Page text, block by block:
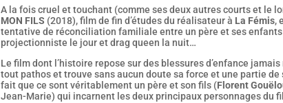
A la fois cruel et touchant (comme ses deux autres courts et le
MON FILS (2018), film de fin d’études du réalisateur à La Fémis,
tentative de réconciliation familiale entre un père et ses
projectionniste le jour et drag queen la nuit…
Le film dont l’histoire repose sur des blessures d’enfance
tout pathos et trouve sans aucun doute sa force et une partie de
fait que ce sont véritablement un père et son fils (Florent
Jean-Marie) qui incarnent les deux principaux personnages du